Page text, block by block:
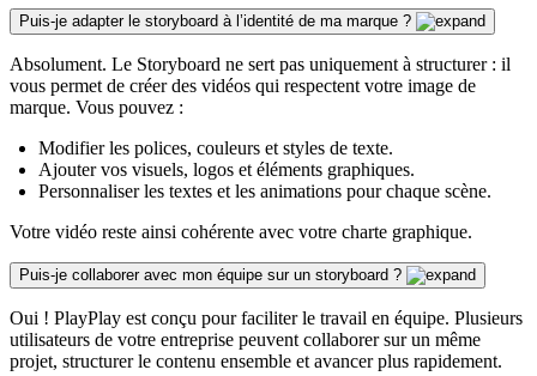
Puis-je adapter le storyboard à l’identité de ma marque ?
Absolument. Le Storyboard ne sert pas uniquement à structurer : il
vous permet de créer des vidéos qui respectent votre image de
marque. Vous pouvez :
Modifier les polices, couleurs et styles de texte.
Ajouter vos visuels, logos et éléments graphiques.
Personnaliser les textes et les animations pour chaque scène.
Votre vidéo reste ainsi cohérente avec votre charte graphique.
Puis-je collaborer avec mon équipe sur un storyboard ?
Oui ! PlayPlay est conçu pour faciliter le travail en équipe. Plusieurs
utilisateurs de votre entreprise peuvent collaborer sur un même
projet, structurer le contenu ensemble et avancer plus rapidement.